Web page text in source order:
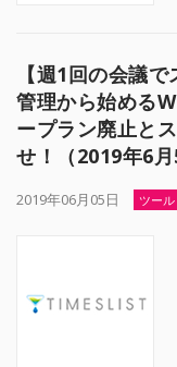
【週1回の会議
管理から始める
ープラン廃止と
せ！（2019年6月
2019年06月05日 ツー